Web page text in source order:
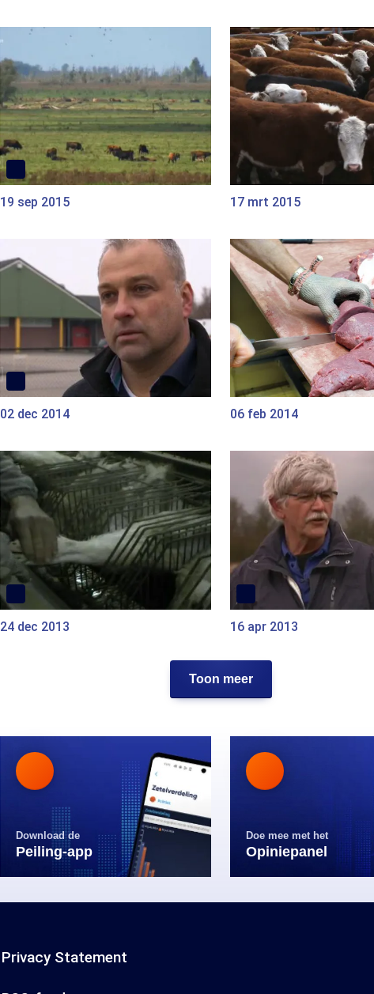
19 sep 2015 17 mrt 2015
02 dec 2014 06 feb 2014
24 dec 2013 16 apr 2013
Toon meer
Download de
Peiling-app
Doe mee met het
Opiniepanel
Privacy Statement